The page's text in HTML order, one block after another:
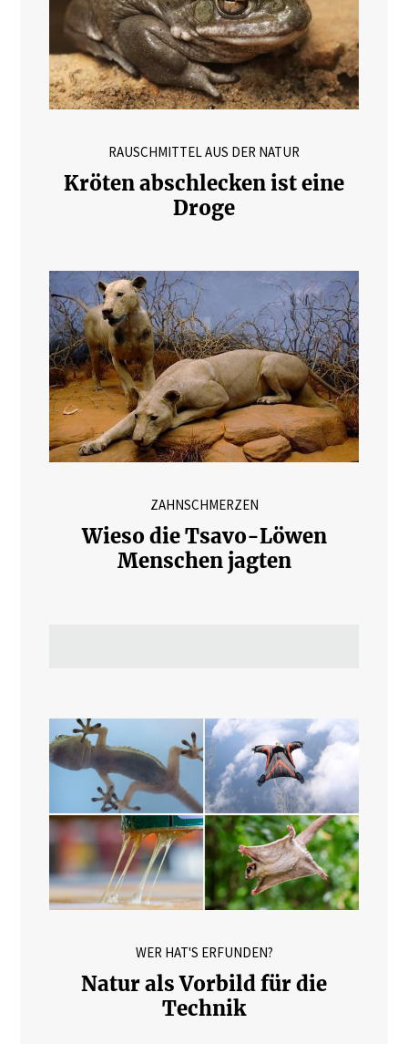
RAUSCHMITTEL AUS DER NATUR
Kröten abschlecken ist eine
Droge
ZAHNSCHMERZEN
Wieso die Tsavo-Löwen
Menschen jagten
WER HAT'S ERFUNDEN?
Natur als Vorbild für die
Technik